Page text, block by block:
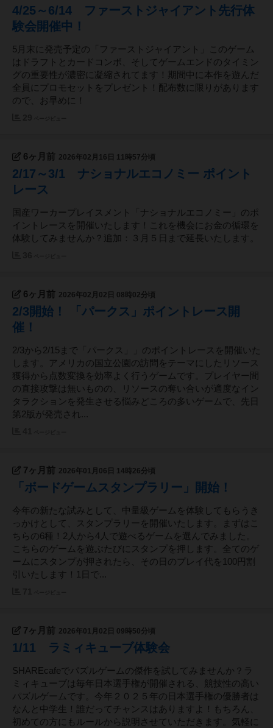
4/25～6/14 ファーストジャイアント先行体
験会開催中！
5月末に発売予定の「ファーストジャイアント」このゲーム
はドラフトとカードコンボ、そしてゲームエンドのタイミン
グの重要性が濃密に凝縮されてます！期間中に本作を遊んだ
全員にプロモセットをプレゼント！配布数に限りがあります
ので、お早めに！
6ヶ月前 2026年02月16日 11時57分頃
2/17～3/1 ナショナルエコノミー ポイント
レース
国産ワーカープレイスメント「ナショナルエコノミー」のポ
イントレースを開催いたします！これを機会にお金の循環を
体験してみませんか？追加：３月５日まで延長いたします。
6ヶ月前 2026年02月02日 08時02分頃
2/3開始！ 「パークス」ポイントレース開
催！
2/3から2/15まで「パークス」」のポイントレースを開催いた
します。アメリカの国立公園の訪問をテーマにしたリソース
獲得から点数変換を効率よく行うゲームです。プレイヤー間
の直接攻撃は無いものの、リソースの奪い合いが適度なイン
タラクションを発生させる悩みどころの多いゲームで、先日
第2版が発売され...
7ヶ月前 2026年01月06日 14時26分頃
「ボードゲームスタンプラリー」開始！
今年の新たな試みとして、中量級ゲームを体験してもらうき
っかけとして、スタンプラリーを開催いたします。まずはこ
ちらの6種！2人から4人で遊べるゲームを選んでみました。
こちらのゲームを遊ぶたびにスタンプを押します。全てのゲ
ームにスタンプが押されたら、その日のプレイ代を100円割
引いたします！1日で...
7ヶ月前 2026年01月02日 09時50分頃
1/11 ラミィキューブ体験会
SHAREcafeでパズルゲームの傑作を試してみませんか？ラ
ミィキューブは毎年日本選手権が開催される、競技性の高い
パズルゲームです。今年２０２５年の日本選手権の優勝者は
なんと中学生！誰だってチャンスはありますよ！もちろん、
初めての方にもルールから説明させていただきます。気軽に